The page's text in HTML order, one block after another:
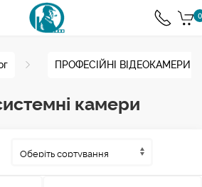
0
ПРОФЕСІЙНІ ВІДЕОКАМЕРИ
камери